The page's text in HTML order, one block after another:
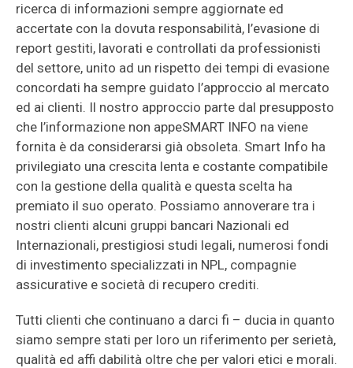
ricerca di informazioni sempre aggiornate ed
accertate con la dovuta responsabilità, l’evasione di
report gestiti, lavorati e controllati da professionisti
del settore, unito ad un rispetto dei tempi di evasione
concordati ha sempre guidato l’approccio al mercato
ed ai clienti. Il nostro approccio parte dal presupposto
che l’informazione non appeSMART INFO na viene
fornita è da considerarsi già obsoleta. Smart Info ha
privilegiato una crescita lenta e costante compatibile
con la gestione della qualità e questa scelta ha
premiato il suo operato. Possiamo annoverare tra i
nostri clienti alcuni gruppi bancari Nazionali ed
Internazionali, prestigiosi studi legali, numerosi fondi
di investimento specializzati in NPL, compagnie
assicurative e società di recupero crediti.
Tutti clienti che continuano a darci fi – ducia in quanto
siamo sempre stati per loro un riferimento per serietà,
qualità ed affi dabilità oltre che per valori etici e morali.